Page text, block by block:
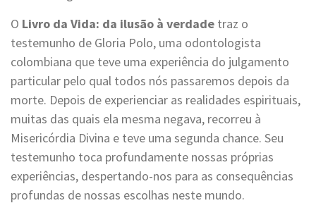
O Livro da Vida: da ilusão à verdade traz o
testemunho de Gloria Polo, uma odontologista
colombiana que teve uma experiência do julgamento
particular pelo qual todos nós passaremos depois da
morte. Depois de experienciar as realidades espirituais,
muitas das quais ela mesma negava, recorreu à
Misericórdia Divina e teve uma segunda chance. Seu
testemunho toca profundamente nossas próprias
experiências, despertando-nos para as consequências
profundas de nossas escolhas neste mundo.